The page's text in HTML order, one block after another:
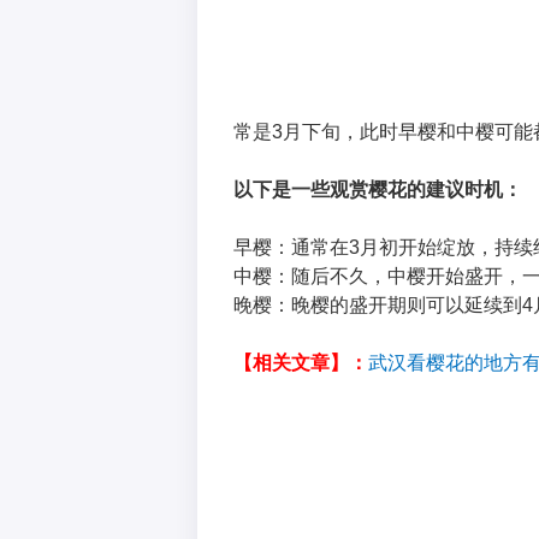
常是3月下旬，此时早樱和中樱可
以下是一些观赏樱花的建议时机：
早樱：通常在3月初开始绽放，持
中樱：随后不久，中樱开始盛开，
晚樱：晚樱的盛开期则可以延续到4
【相关文章】：武汉看樱花的地方